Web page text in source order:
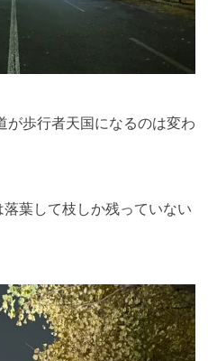
歩行者天国になるのは変わ
葉して枝しか残っていない